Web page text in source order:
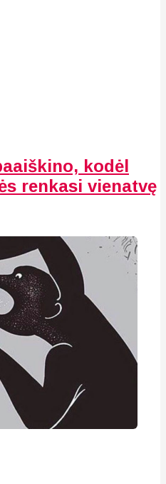
kodėl
renkasi vienatvę